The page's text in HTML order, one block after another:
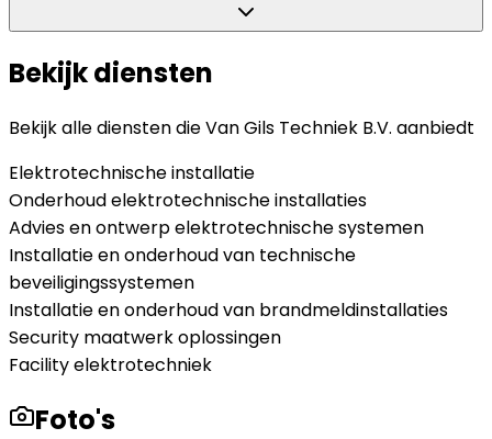
Bekijk diensten
Bekijk alle diensten dieVan Gils Techniek B.V. aanbiedt
Elektrotechnische installatie
Onderhoud elektrotechnische installaties
Advies en ontwerp elektrotechnische systemen
Installatie en onderhoud van technische
beveiligingssystemen
Installatie en onderhoud van brandmeldinstallaties
Security maatwerk oplossingen
Facility elektrotechniek
Foto's